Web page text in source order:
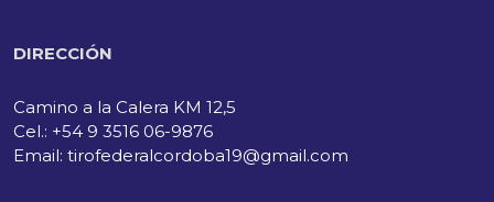
DIRECCIÓN
Camino a la Calera KM 12,5
Cel.: +54 9 3516 06-9876
Email: tirofederalcordoba19@gmail.com